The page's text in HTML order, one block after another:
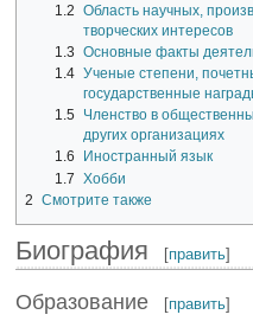
1.2 Область научных,
творческих интересов
1.3 Основные факты
1.4 Ученые степени,
государственные
1.5 Членство в
других организациях
1.6
Иностранный язык
1.7 Хобби
2
Смотрите также
Биография [править]
Образование [править]